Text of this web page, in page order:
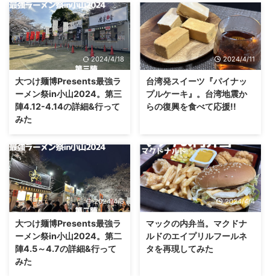
2024/4/18
大つけ麺博Presents最強ラ
ーメン祭in小山2024。第三
陣4.12-4.14の詳細&行って
みた
2024/4/11
台湾発スイーツ『パイナッ
プルケーキ』。台湾地震か
らの復興を食べて応援!!
2024/4/8
大つけ麺博Presents最強ラ
ーメン祭in小山2024。第二
陣4.5～4.7の詳細&行って
みた
2024/4/4
マックの内弁当。マクドナ
ルドのエイプリルフールネ
タを再現してみた